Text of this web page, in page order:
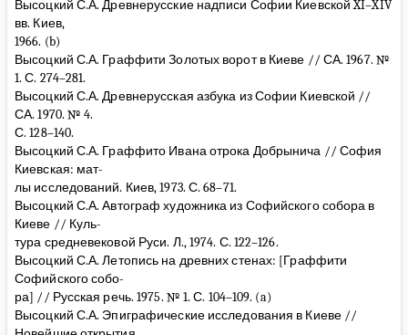
Высоцкий С.А. Древнерусские надписи Софии Киевской XI–XIV
вв. Киев,
1966. (b)
Высоцкий С.А. Граффити Золотых ворот в Киеве // СА. 1967. №
1. С. 274–281.
Высоцкий С.А. Древнерусская азбука из Софии Киевской //
СА. 1970. № 4.
С. 128–140.
Высоцкий С.А. Граффито Ивана отрока Добрынича // София
Киевская: мат-
лы исследований. Киев, 1973. С. 68–71.
Высоцкий С.А. Автограф художника из Софийского собора в
Киеве // Куль-
тура средневековой Руси. Л., 1974. С. 122–126.
Высоцкий С.А. Летопись на древних стенах: [Граффити
Софийского собо-
ра] // Русская речь. 1975. № 1. С. 104–109. (a)
Высоцкий С.А. Эпиграфические исследования в Киеве //